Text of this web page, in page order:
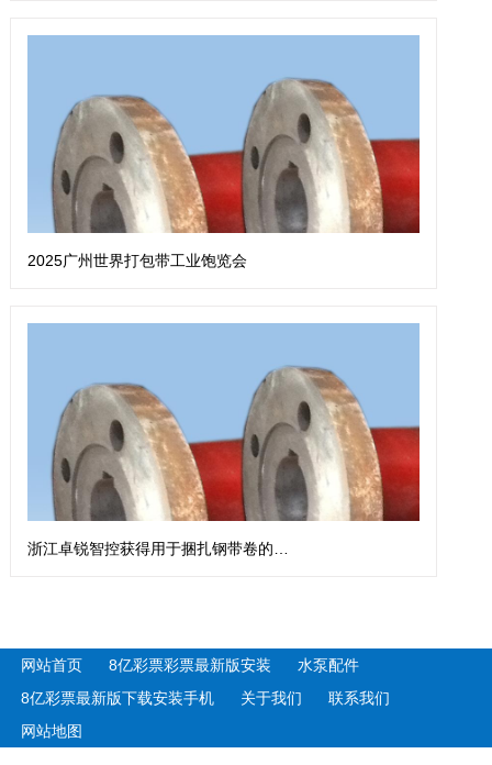
2025广州世界打包带工业饱览会
网站首页 8亿彩票彩票最新版安装
水泵配件
8亿彩票最新版下载安装手机
关于我们
联系我们
网站地图